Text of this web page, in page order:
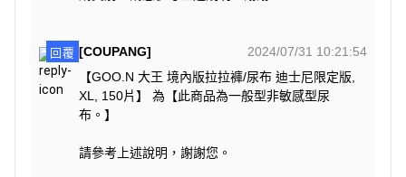
回覆 [COUPANG]
2024/07/31 10:21:54
【GOO.N 大王 境內版拉拉褲/尿布 迪士尼限定版,
XL, 150片】 為【此商品為一般型非敏感型尿
布。】
請參考上述說明，謝謝您。